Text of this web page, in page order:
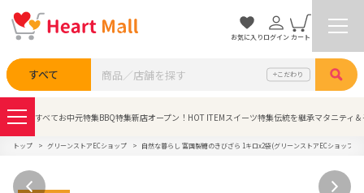
すべて こだわり
お気に入りログイン カート
すべてお中元特集BBQ特集新店オープン！ HOT ITEM スイーツ特集伝統を継承マタニティ
トップ グリーンストアECショップ 自然な暮らし 富国製糖のきびざら 1キロx2袋(グリーンストアECショップさ